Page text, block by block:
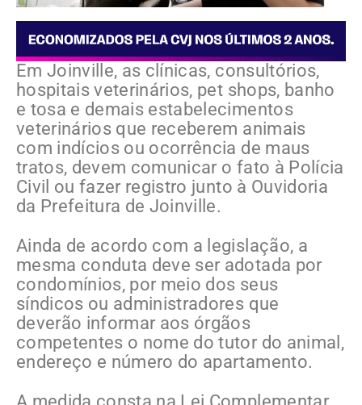
Em Joinville, as clínicas, consultórios,
hospitais veterinários, pet shops, banho
e tosa e demais estabelecimentos
veterinários que receberem animais
com indícios ou ocorrência de maus
tratos, devem comunicar o fato à Polícia
Civil ou fazer registro junto à Ouvidoria
da Prefeitura de Joinville.
Ainda de acordo com a legislação, a
mesma conduta deve ser adotada por
condomínios, por meio dos seus
síndicos ou administradores que
deverão informar aos órgãos
competentes o nome do tutor do animal,
endereço e número do apartamento.